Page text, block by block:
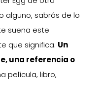
alguno, sabrás de lo
suena este
que significa. Un
una referencia o
película, libro,